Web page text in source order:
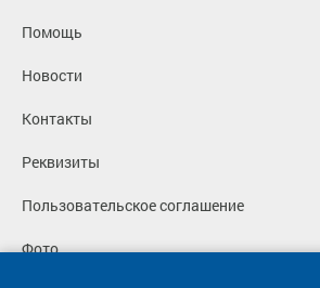
Помощь
Новости
Контакты
Реквизиты
Пользовательское соглашение
Фото